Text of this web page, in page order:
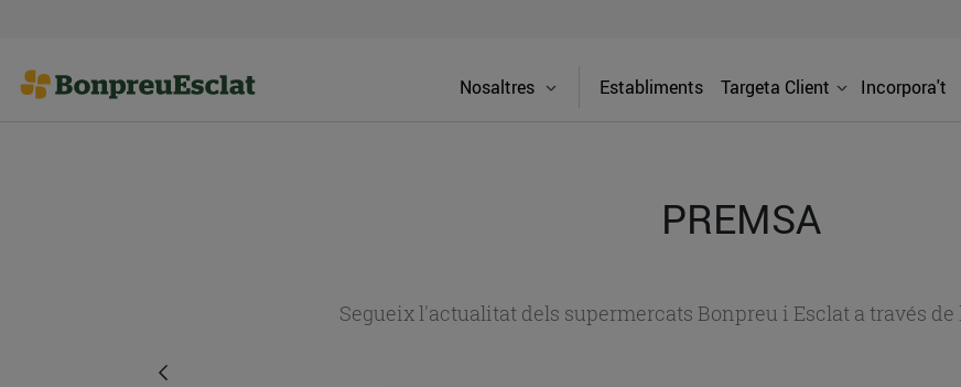
Nosaltres Establiments Targeta Client Incorpora't
PREMSA
Segueix l'actualitat dels supermercats Bonpreu i Esclat a través de